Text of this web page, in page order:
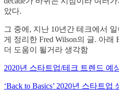
았다.
그 중에, 지난 10년간 테크에서
게 정리한 Fred Wilson의 글. 아래
더 도움이 될거라 생각함
2020년 스타트업/테크 트렌드 예
‘Back to Basics’ 2020년 스타트업